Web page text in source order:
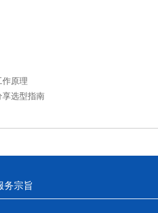
作原理
享选型指南
务宗旨